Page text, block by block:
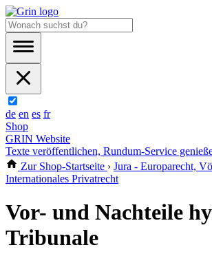
de en es fr
Shop
GRIN Website
Texte veröffentlichen, Rundum-Service
Zur Shop-Startseite › Jura - Europarecht,
Internationales Privatrecht
Vor- und Nachteile
Tribunale